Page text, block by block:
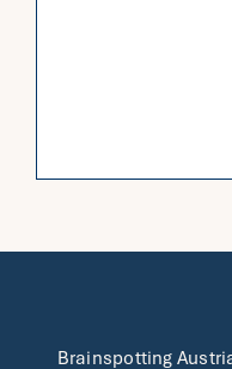
Brainspotting